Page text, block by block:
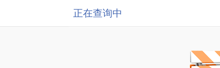
正在查询中